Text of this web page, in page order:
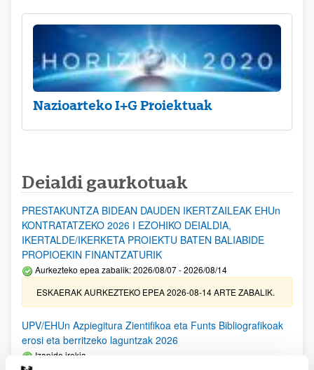
Nazioarteko I+G Proiektuak
Deialdi gaurkotuak
PRESTAKUNTZA BIDEAN DAUDEN IKERTZAILEAK EHUn
KONTRATATZEKO 2026 I EZOHIKO DEIALDIA,
IKERTALDE/IKERKETA PROIEKTU BATEN BALIABIDE
PROPIOEKIN FINANTZATURIK
Aurkezteko epea zabalik: 2026/08/07 - 2026/08/14
ESKAERAK AURKEZTEKO EPEA 2026-08-14 ARTE ZABALIK.
UPV/EHUn Azpiegitura Zientifikoa eta Funts Bibliografikoak
erosi eta berritzeko laguntzak 2026
Izapide irekia